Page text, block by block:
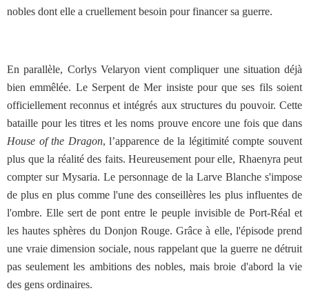
nobles dont elle a cruellement besoin pour financer sa guerre.
En parallèle, Corlys Velaryon vient compliquer une situation déjà
bien emmêlée. Le Serpent de Mer insiste pour que ses fils soient
officiellement reconnus et intégrés aux structures du pouvoir. Cette
bataille pour les titres et les noms prouve encore une fois que dans
House of the Dragon, l’apparence de la légitimité compte souvent
plus que la réalité des faits. Heureusement pour elle, Rhaenyra peut
compter sur Mysaria. Le personnage de la Larve Blanche s'impose
de plus en plus comme l'une des conseillères les plus influentes de
l'ombre. Elle sert de pont entre le peuple invisible de Port-Réal et
les hautes sphères du Donjon Rouge. Grâce à elle, l'épisode prend
une vraie dimension sociale, nous rappelant que la guerre ne détruit
pas seulement les ambitions des nobles, mais broie d'abord la vie
des gens ordinaires.